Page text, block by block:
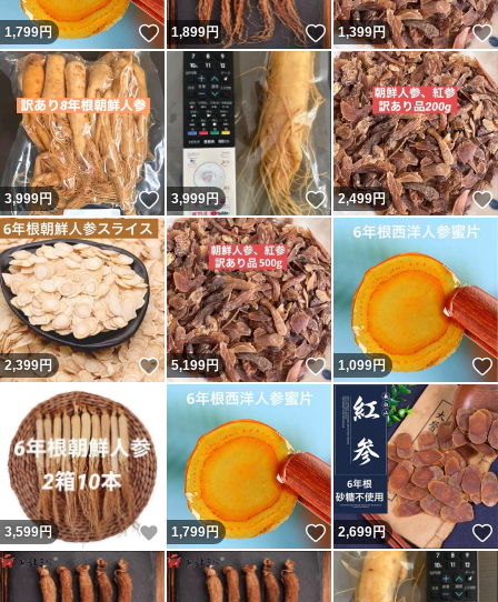
1,799円 いいね！
1,899円 いいね！
1,399円
3,999円 いいね！
3,999円 いいね！
2,499円
2,399円 いいね！
5,199円 いいね！
1,099円
3,599円 いいね！
1,799円 いいね！
2,699円